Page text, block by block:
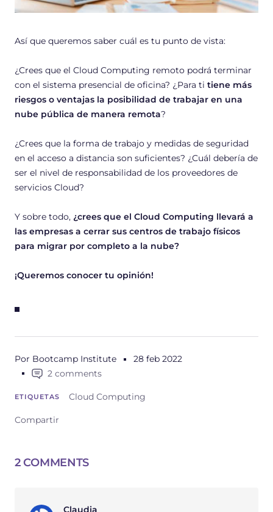
Por Bootcamp Institute
28 feb 2022
2 comments
ETIQUETAS Cloud Computing
Compartir
Así que queremos saber cuál es tu punto de vista:
¿Crees que el Cloud Computing remoto podrá terminar
con el sistema presencial de oficina? ¿Para ti tiene más
riesgos o ventajas la posibilidad de trabajar en una
nube pública de manera remota?
¿Crees que la forma de trabajo y medidas de seguridad
en el acceso a distancia son suficientes? ¿Cuál debería de
ser el nivel de responsabilidad de los proveedores de
servicios Cloud?
Y sobre todo, ¿crees que el Cloud Computing llevará a
las empresas a cerrar sus centros de trabajo físicos
para migrar por completo a la nube?
¡Queremos conocer tu opinión!
2 COMMENTS
Claudia